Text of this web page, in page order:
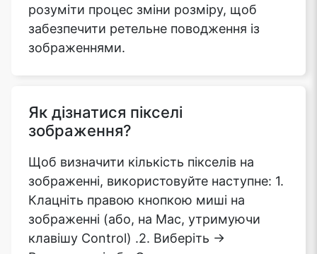
розуміти процес зміни розміру, щоб
забезпечити ретельне поводження із
зображеннями.
Як дізнатися пікселі
зображення?
Щоб визначити кількість пікселів на
зображенні, використовуйте наступне: 1.
Клацніть правою кнопкою миші на
зображенні (або, на Mac, утримуючи
клавішу Control) .2. Виберіть ->